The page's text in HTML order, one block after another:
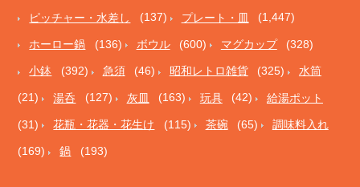
ピッチャー・水差し (137) プレート・皿 (1,447)
ホーロー鍋 (136) ボウル (600) マグカップ (328)
小鉢 (392) 急須 (46) 昭和レトロ雑貨 (325) 水筒
(21) 湯呑 (127) 灰皿 (163) 玩具 (42) 給湯ポット
(31) 花瓶・花器・花生け (115) 茶碗 (65) 調味料入れ
(169) 鍋 (193)